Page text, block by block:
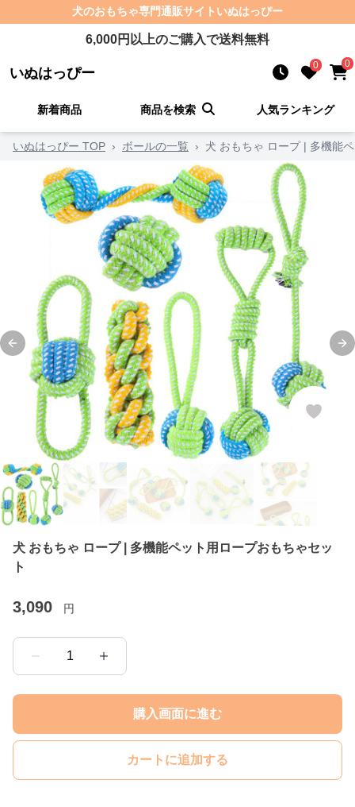
犬のおもちゃ専門通販サイト いぬはっぴー
6,000円以上のご購入で送料無料
いぬはっぴー 0 0
新着商品 商品を検索 人気ランキング
いぬはっぴー TOP › ボールの一覧 › 犬 おもちゃ ロープ | 多機能
Previous slide
犬 おもちゃ ロープ | 多機能ペット用ロープおもちゃセッ
ト
3,090 円
1
購入画面に進む
カートに追加する